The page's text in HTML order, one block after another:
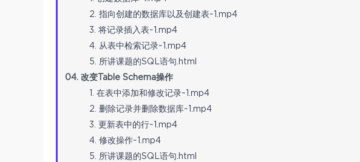
2. 指向创建的数据库以及创建表~1.mp4
3. 将记录插入表~1.mp4
4. 从表中检索记录~1.mp4
5. 所讲课题的SQL语句.html
04. 改变Table Schema操作
1. 在表中添加和修改记录~1.mp4
2. 删除记录并删除数据库~1.mp4
3. 更新表中的行~1.mp4
4. 修改操作~1.mp4
5. 所讲课题的SQL语句.html